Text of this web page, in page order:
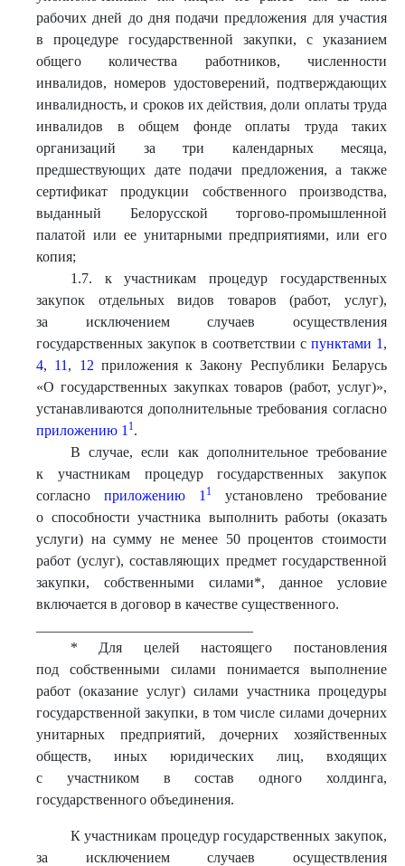
рабочих дней до дня подачи предложения для участия
в процедуре государственной закупки, с указанием
общего количества работников, численности
инвалидов, номеров удостоверений, подтверждающих
инвалидность, и сроков их действия, доли оплаты труда
инвалидов в общем фонде оплаты труда таких
организаций за три календарных месяца,
предшествующих дате подачи предложения, а также
сертификат продукции собственного производства,
выданный Белорусской торгово-промышленной
палатой или ее унитарными предприятиями, или его
копия;
1.7. к участникам процедур государственных
закупок отдельных видов товаров (работ, услуг),
за исключением случаев осуществления
государственных закупок в соответствии с пунктами 1 ,
4, 11 , 12 приложения к Закону Республики Беларусь
«О государственных закупках товаров (работ, услуг)»,
устанавливаются дополнительные требования согласно
приложению 1 1.
В случае, если как дополнительное требование
к участникам процедур государственных закупок
согласно приложению 1 1
установлено требование
о способности участника выполнить работы (оказать
услуги) на сумму не менее 50 процентов стоимости
работ (услуг), составляющих предмет государственной
закупки, собственными силами*, данное условие
включается в договор в качестве существенного.
* Для целей настоящего постановления
под собственными силами понимается выполнение
работ (оказание услуг) силами участника процедуры
государственной закупки, в том числе силами дочерних
унитарных предприятий, дочерних хозяйственных
обществ, иных юридических лиц, входящих
с участником в состав одного холдинга,
государственного объединения.
К участникам процедур государственных закупок,
за исключением случаев осуществления